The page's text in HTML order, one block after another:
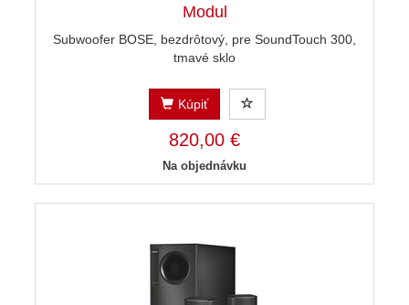
Modul
Subwoofer BOSE, bezdrôtový, pre SoundTouch 300,
tmavé sklo
Kúpiť
820,00 €
Na objednávku